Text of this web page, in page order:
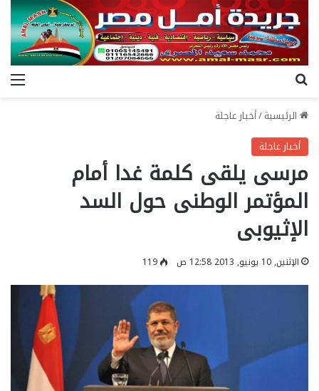
الرئيسية/أخبار عاجلة
أخبار عاجلة
مرسى يلقى كلمة غدا أمام
المؤتمر الوطنى حول السد
الإثيوبى
الإثنين, 10 يونيو, 2013 12:58 ص 119